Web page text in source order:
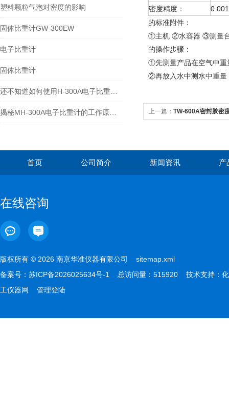
塑料颗粒气泡对密度的影响
固体比重计GW-300EW
电子比重计
固体比重计
密度精度：
的标准附件：
①主机 ②水容器 ③测量
的操作步骤：
①先测量产品在空气中重
②再放入水中测水中重量
上一篇： TW-600A密封胶密
首页 公司简介 新闻资讯 产
在线咨询
版权所有 © 2026 南京华准仪器有限公司 sitemap.xml
备案号： 苏ICP备2026025634号-1 总访问量：515920 技术支持： 化
工仪器网
管理登陆